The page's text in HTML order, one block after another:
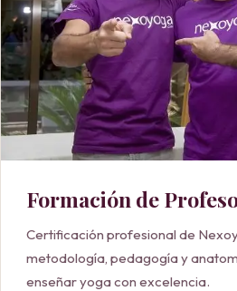
Formación de
Certificación profesional de
metodología, pedagogía y
enseñar yoga con excelencia.